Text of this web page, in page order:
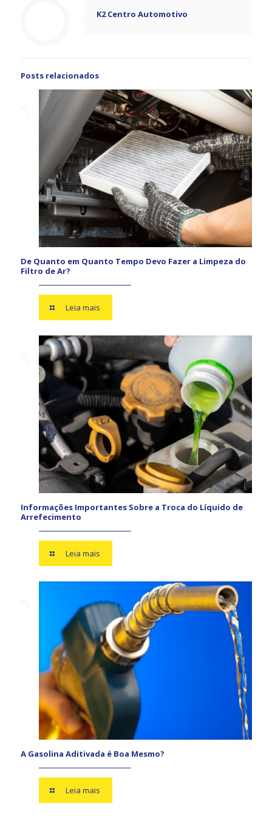
K2 Centro Automotivo
Posts relacionados
De Quanto em Quanto Tempo Devo Fazer a Limpeza do
Filtro de Ar?
Leia mais
Informações Importantes Sobre a Troca do Líquido de
Arrefecimento
Leia mais
A Gasolina Aditivada é Boa Mesmo?
Leia mais